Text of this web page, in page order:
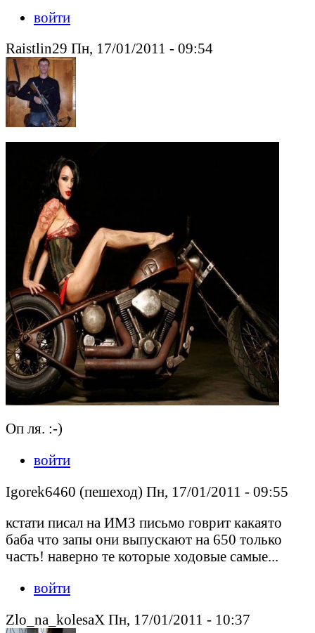
войти
Raistlin29 Пн, 17/01/2011 - 09:54
Оп ля. :-)
войти
Igorek6460 (пешеход) Пн, 17/01/2011 - 09:55
кстати писал на ИМЗ письмо говрит какаято
баба что запы они выпускают на 650 только
часть! наверно те которые ходовые самые...
войти
Zlo_na_kolesaX Пн, 17/01/2011 - 10:37